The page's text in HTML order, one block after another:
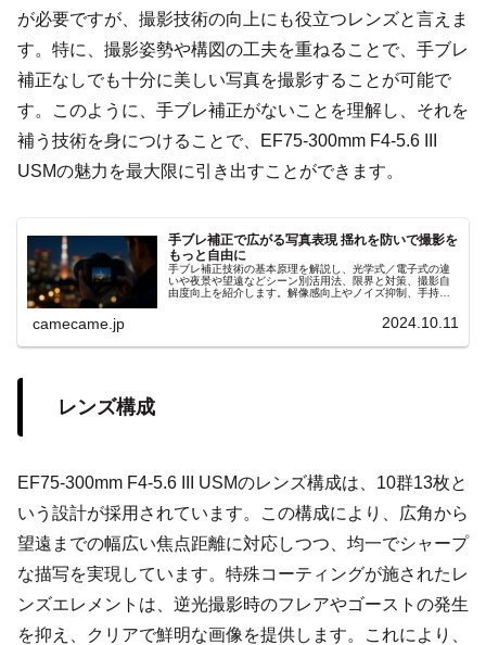
が必要ですが、撮影技術の向上にも役立つレンズと言えま
す。特に、撮影姿勢や構図の工夫を重ねることで、手ブレ
補正なしでも十分に美しい写真を撮影することが可能で
す。このように、手ブレ補正がないことを理解し、それを
補う技術を身につけることで、EF75-300mm F4-5.6 III
USMの魅力を最大限に引き出すことができます。
手ブレ補正で広がる写真表現 揺れを防いで撮影を
もっと自由に
手ブレ補正技術の基本原理を解説し、光学式／電子式の違
いや夜景や望遠などシーン別活用法、限界と対策、撮影自
由度向上を紹介します。解像感向上やノイズ抑制、手持ち
camecame.jp 2024.10.11
レンズ構成
EF75-300mm F4-5.6 III USMのレンズ構成は、10群13枚と
いう設計が採用されています。この構成により、広角から
望遠までの幅広い焦点距離に対応しつつ、均一でシャープ
な描写を実現しています。特殊コーティングが施されたレ
ンズエレメントは、逆光撮影時のフレアやゴーストの発生
を抑え、クリアで鮮明な画像を提供します。これにより、